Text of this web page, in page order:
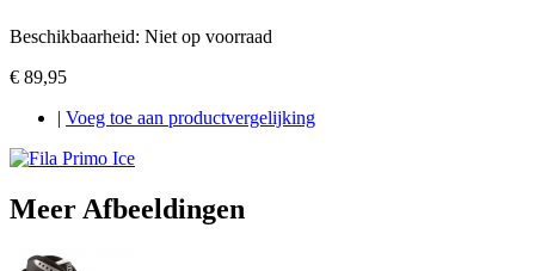
Beschikbaarheid: Niet op voorraad
€ 89,95
| Voeg toe aan productvergelijking
Meer Afbeeldingen